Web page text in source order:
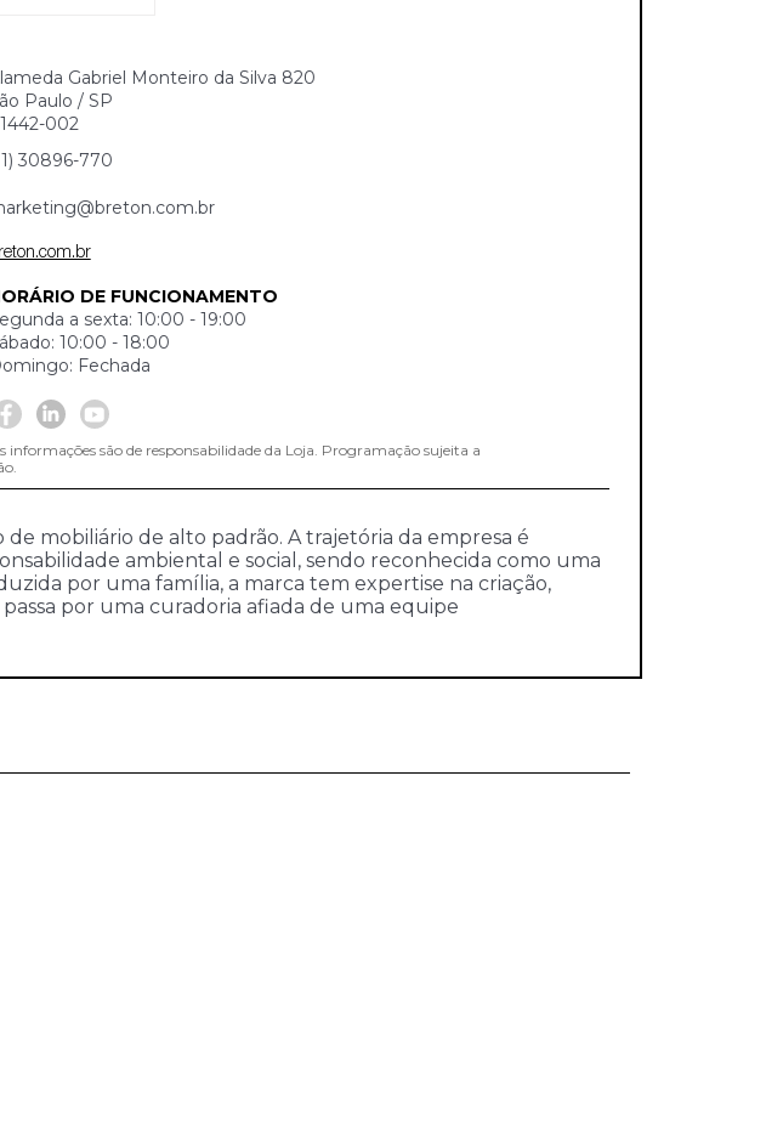
Gabriel Monteiro da Silva 820
Paulo / SP
002
30896-770
DE FUNCIONAMENTO
a sexta: 10:00 - 19:00
10:00 - 18:00
Fechada
informações são de responsabilidade da Loja. Programação sujeita a
mobiliário de alto padrão. A trajetória da empresa é
ambiental e social, sendo reconhecida como uma
por uma família, a marca tem expertise na criação,
por uma curadoria afiada de uma equipe